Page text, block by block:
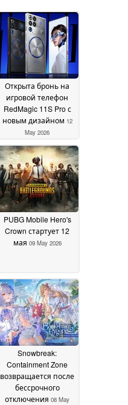
Открыта бронь на
игровой телефон
RedMagic 11S Pro с
новым дизайном 12
May 2026
PUBG Mobile Hero's
Crown стартует 12
мая 09 May 2026
Snowbreak:
Containment Zone
возвращается после
бессрочного
отключения 08 May